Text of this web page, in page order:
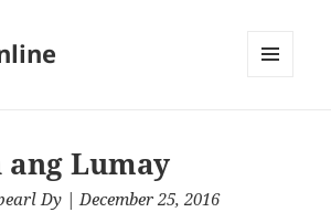
ang Lumay
Dy | December 25, 2016